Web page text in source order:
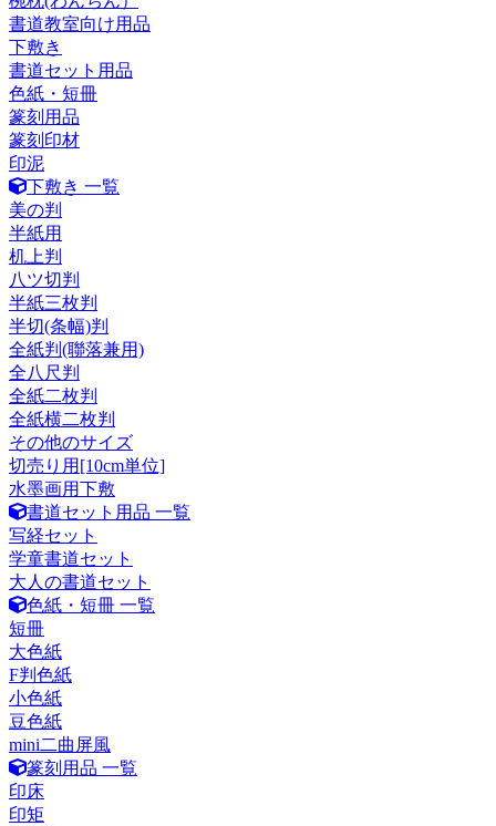
書道教室向け用品
下敷き
書道セット用品
色紙・短冊
篆刻用品
篆刻印材
印泥
下敷き 一覧
美の判
半紙用
机上判
八ツ切判
半紙三枚判
半切(条幅)判
全紙判(聯落兼用)
全八尺判
全紙二枚判
全紙横二枚判
その他のサイズ
切売り用[10cm単位]
水墨画用下敷
書道セット用品 一覧
写経セット
学童書道セット
大人の書道セット
色紙・短冊 一覧
短冊
大色紙
F判色紙
小色紙
豆色紙
mini二曲屏風
篆刻用品 一覧
印床
印矩